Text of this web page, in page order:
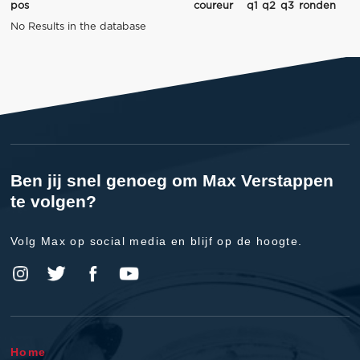
pos coureur q1 q2 q3 ronden
No Results in the database
Ben jij snel genoeg om Max Verstappen
te volgen?
Volg Max op social media en blijf op de hoogte.
Home